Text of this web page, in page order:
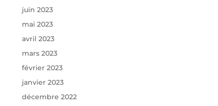
juin 2023
mai 2023
avril 2023
mars 2023
février 2023
janvier 2023
décembre 2022